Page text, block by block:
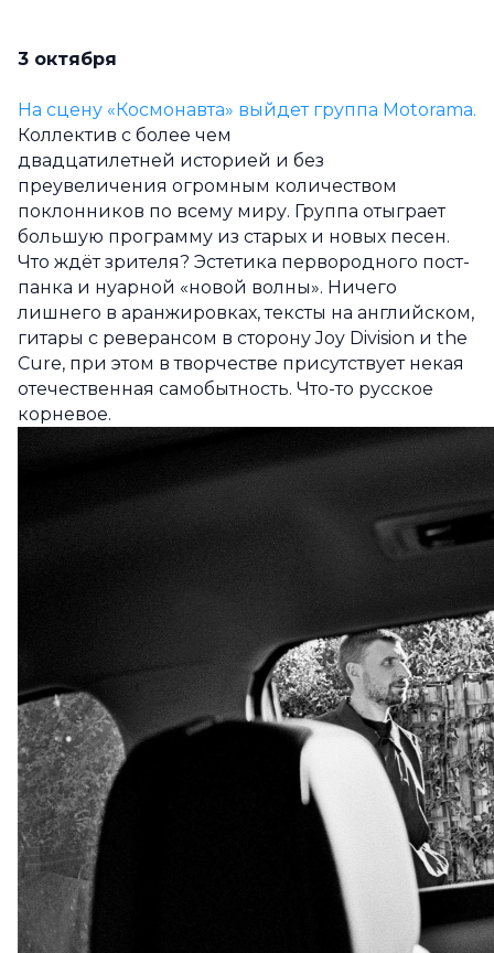
3 октября
На сцену «Космонавта» выйдет группа Motorama.
Коллектив с более чем
двадцатилетней историей и без
преувеличения огромным количеством
поклонников по всему миру. Группа отыграет
большую программу из старых и новых песен.
Что ждёт зрителя? Эстетика первородного пост-
панка и нуарной «новой волны». Ничего
лишнего в аранжировках, тексты на английском,
гитары с реверансом в сторону Joy Division и the
Cure, при этом в творчестве присутствует некая
отечественная самобытность. Что-то русское
корневое.